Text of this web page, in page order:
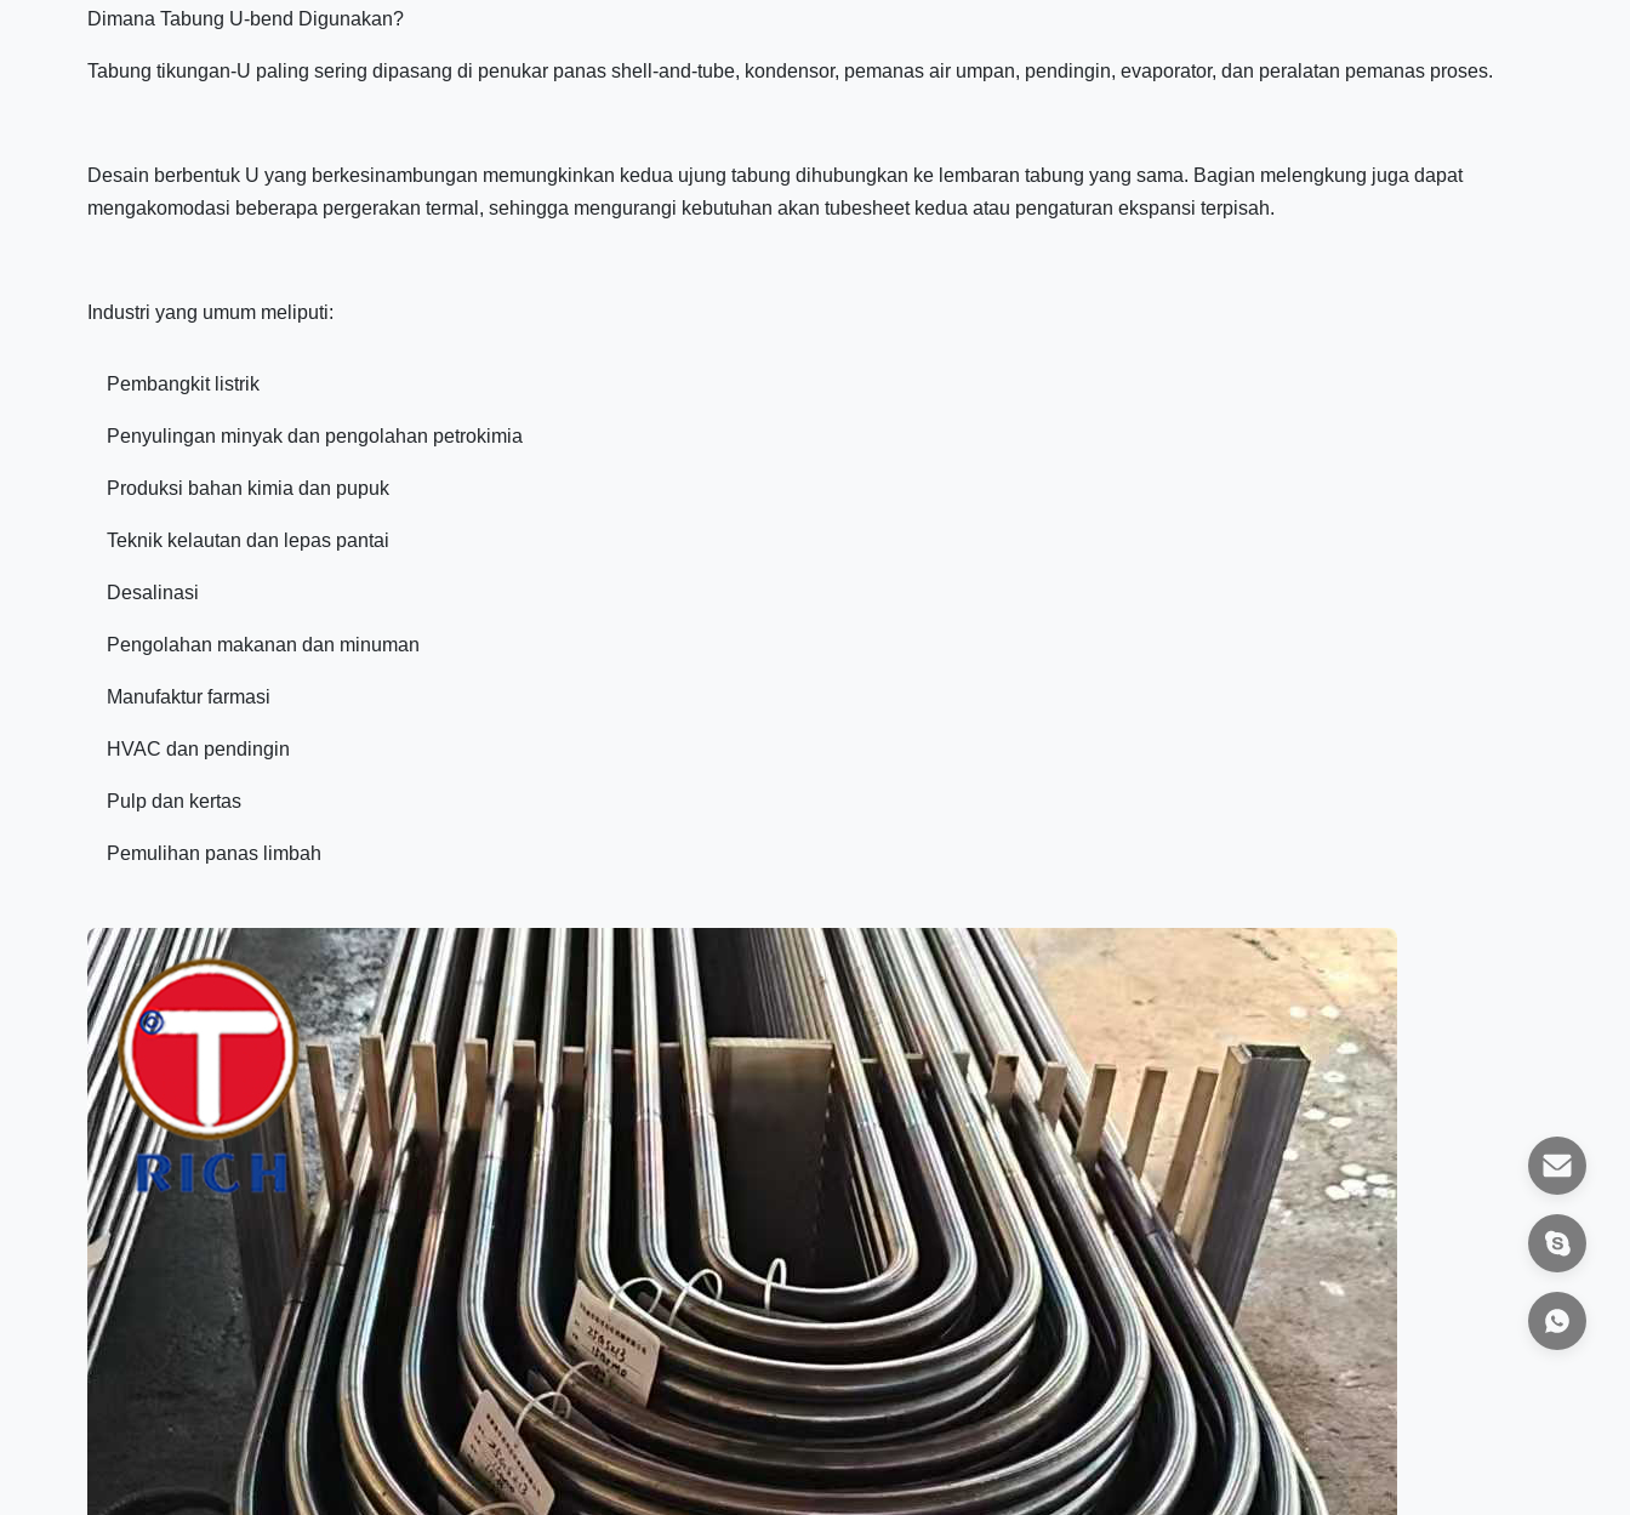
Dimana Tabung U-bend Digunakan?
Tabung tikungan-U paling sering dipasang di penukar panas shell-and-tube, kondensor, pemanas air umpan, pendingin, evaporator, dan peralatan pemanas proses.
Desain berbentuk U yang berkesinambungan memungkinkan kedua ujung tabung dihubungkan ke lembaran tabung yang sama. Bagian melengkung juga dapat
mengakomodasi beberapa pergerakan termal, sehingga mengurangi kebutuhan akan tubesheet kedua atau pengaturan ekspansi terpisah.
Industri yang umum meliputi:
Pembangkit listrik
Penyulingan minyak dan pengolahan petrokimia
Produksi bahan kimia dan pupuk
Teknik kelautan dan lepas pantai
Desalinasi
Pengolahan makanan dan minuman
Manufaktur farmasi
HVAC dan pendingin
Pulp dan kertas
Pemulihan panas limbah